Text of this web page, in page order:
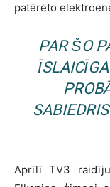
patērēto
PAR ŠO
Aprīlī TV3